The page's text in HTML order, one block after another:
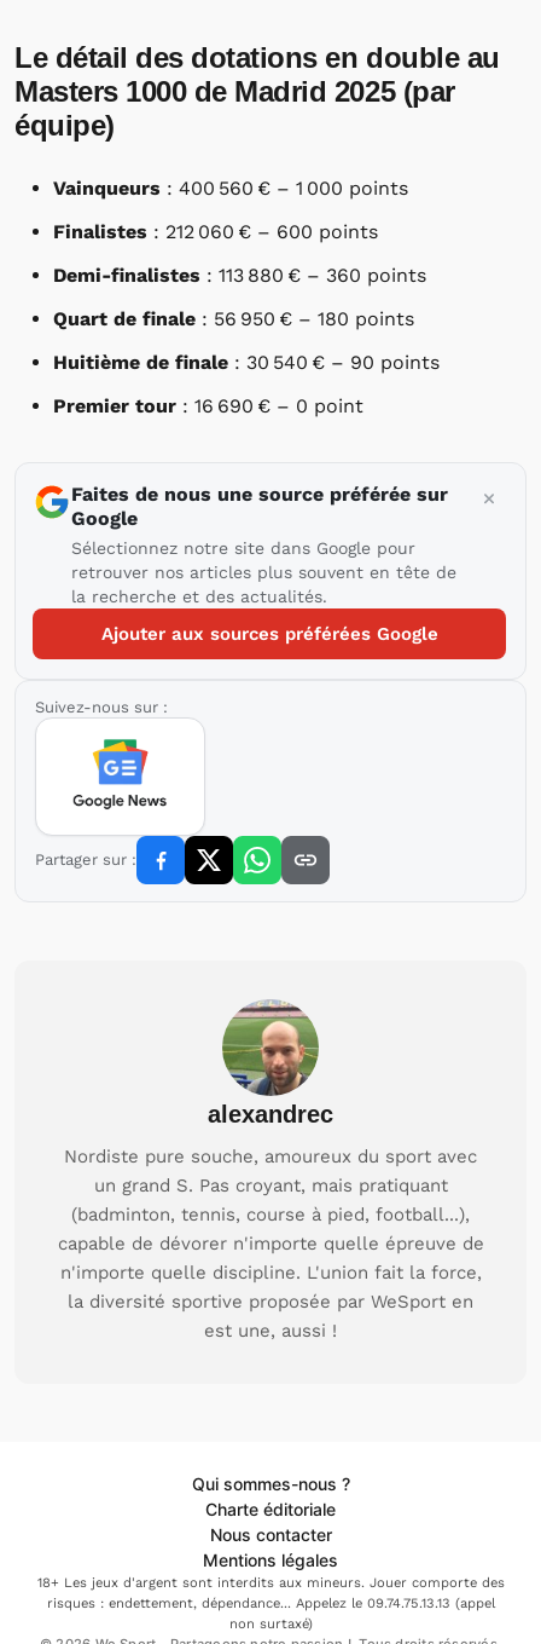
Le détail des dotations en double au
Masters 1000 de Madrid 2025 (par
équipe)
Vainqueurs : 400 560 € – 1 000 points
Finalistes : 212 060 € – 600 points
Demi-finalistes : 113 880 € – 360 points
Quart de finale : 56 950 € – 180 points
Huitième de finale : 30 540 € – 90 points
Premier tour : 16 690 € – 0 point
Faites de nous une source préférée sur
Google
Sélectionnez notre site dans Google pour
retrouver nos articles plus souvent en tête de
la recherche et des actualités.
Ajouter aux sources préférées Google
Suivez-nous sur :
Partager sur :
alexandrec
Nordiste pure souche, amoureux du sport avec
un grand S. Pas croyant, mais pratiquant
(badminton, tennis, course à pied, football...),
capable de dévorer n'importe quelle épreuve de
n'importe quelle discipline. L'union fait la force,
la diversité sportive proposée par WeSport en
est une, aussi !
Qui sommes-nous ?
Charte éditoriale
Nous contacter
Mentions légales
18+ Les jeux d'argent sont interdits aux mineurs. Jouer comporte des
risques : endettement, dépendance... Appelez le 09.74.75.13.13 (appel
non surtaxé)